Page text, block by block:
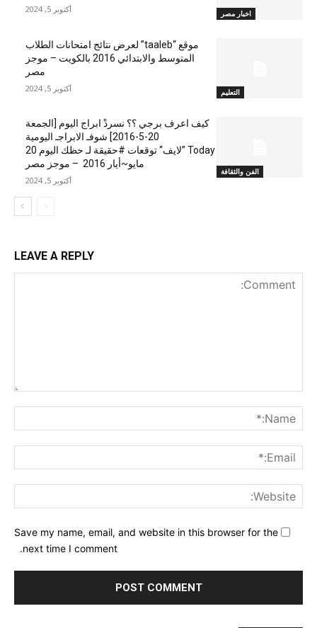
اخبار مصر أكتوبر 5, 2024
التعليم
موقع “taaleb” لعرض نتائج امتحانات الطلاب
المتوسط والابتدائي 2016 بالكويت – موجز
مصر
أكتوبر 5, 2024
الفن والثقافة
كيف اعرف برجي ؟؟ نسردْ ابراج اليوم [الجمعة
20-5-2016] شوفـ الابراجـ اليومية
Today ”لايف“ توقعات #حقيقة لـ حظك اليوم 20
مايو~أيار 2016 – موجز مصر
أكتوبر 5, 2024
LEAVE A REPLY
Save my name, email, and website in this browser for the
next time I comment.